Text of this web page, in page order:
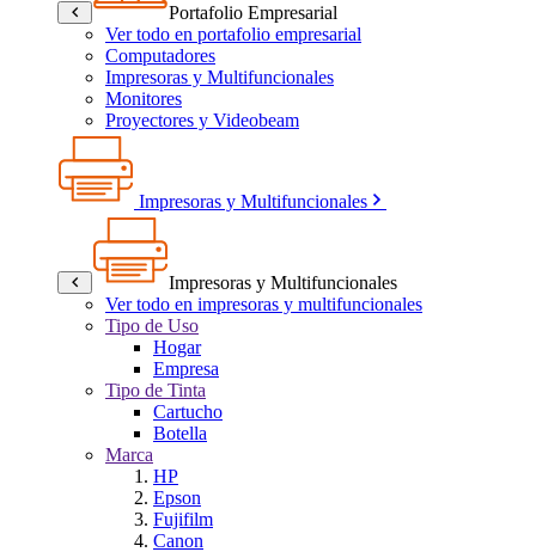
Portafolio Empresarial
Ver todo en portafolio empresarial
Computadores
Impresoras y Multifuncionales
Monitores
Proyectores y Videobeam
Impresoras y Multifuncionales
Impresoras y Multifuncionales
Ver todo en impresoras y multifuncionales
Tipo de Uso
Hogar
Empresa
Tipo de Tinta
Cartucho
Botella
Marca
HP
Epson
Fujifilm
Canon